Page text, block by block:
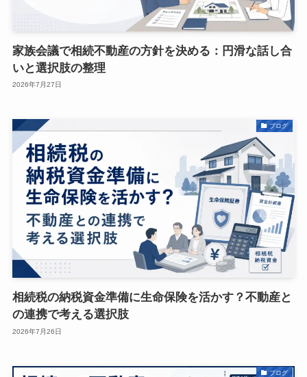
家族会議で相続不動産の方針を決める：円滑な話し合
いと選択肢の整理
2026年7月27日
ブログ
相続税の納税資金準備に生命保険を活かす？不動産と
の連携で考える選択肢
2026年7月26日
ブログ